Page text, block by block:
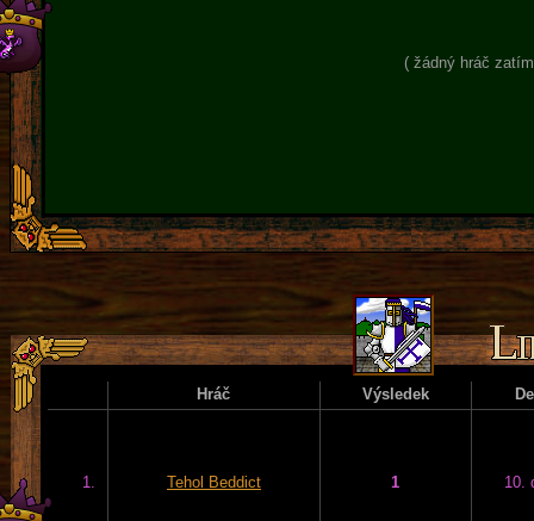
( žádný hráč
Hráč Výsledek
1. Tehol Beddict 1 10.